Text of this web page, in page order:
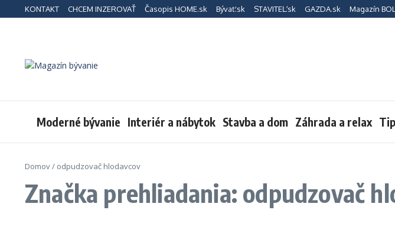
Preskočiť na obsah
KONTAKT CHCEM INZEROVAŤ Časopis HOME.sk Bývať.sk STAVITEĽ.sk GAZDA.sk Magazín
Moderné bývanie Interiér a nábytok Stavba a dom Záhrada a relax
Domov/ odpudzovač hlodavcov
Značka prehliadania: odpudzovač